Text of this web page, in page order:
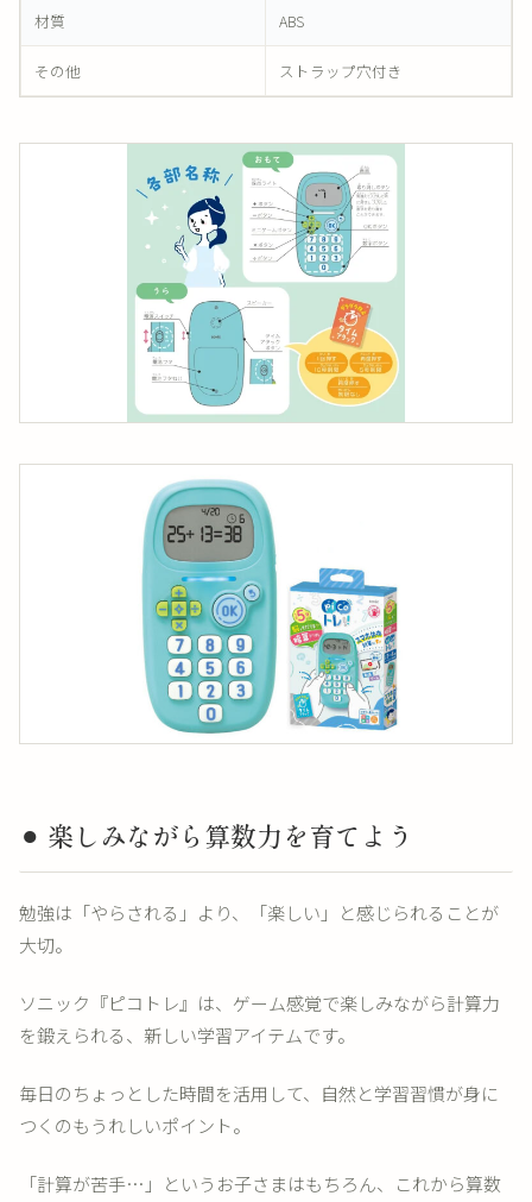
材質 ABS
その他 ストラップ穴付き
⚫︎ 楽しみながら算数力を育てよう
勉強は「やらされる」より、「楽しい」と感じられることが
大切。
ソニック『ピコトレ』は、ゲーム感覚で楽しみながら計算力
を鍛えられる、新しい学習アイテムです。
毎日のちょっとした時間を活用して、自然と学習習慣が身に
つくのもうれしいポイント。
「計算が苦手…」というお子さまはもちろん、これから算数